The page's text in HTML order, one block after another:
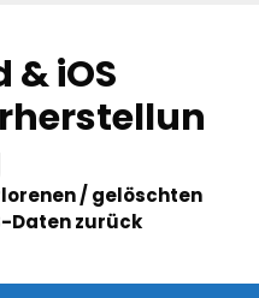
iOS
/ gelöschten
Daten zurück